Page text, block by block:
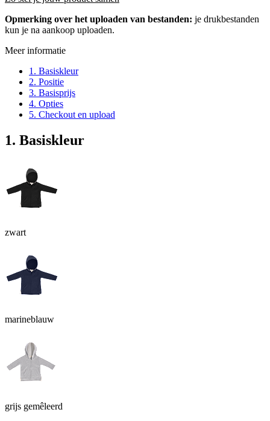
Opmerking over het uploaden van bestanden: je drukbestanden
kun je na aankoop uploaden.
Meer informatie
1. Basiskleur
2. Positie
3. Basisprijs
4. Opties
5. Checkout en upload
1. Basiskleur
zwart
marineblauw
grijs gemêleerd